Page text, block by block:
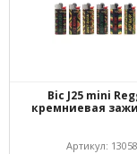
Bic J25 mini
кремниевая
Артикул: 13058